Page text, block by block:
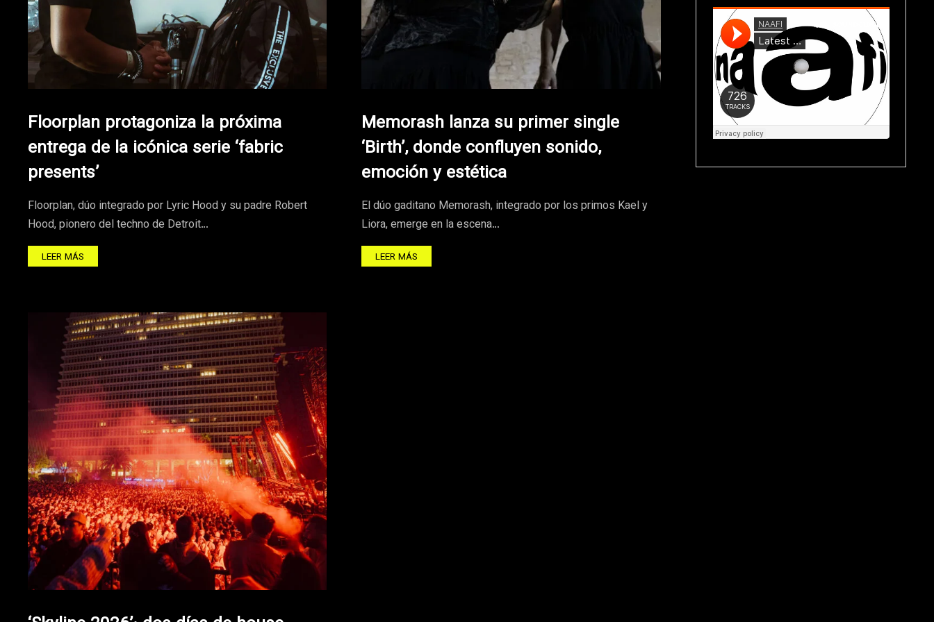
Floorplan protagoniza la próxima
entrega de la icónica serie ‘fabric
presents’
Floorplan, dúo integrado por Lyric Hood y su padre Robert
Hood, pionero del techno de Detroit…
LEER MÁS
Memorash lanza su primer single
‘Birth’, donde confluyen sonido,
emoción y estética
El dúo gaditano Memorash, integrado por los primos Kael y
Liora, emerge en la escena…
LEER MÁS